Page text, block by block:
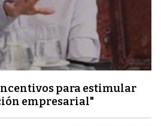
para estimular
empresarial"